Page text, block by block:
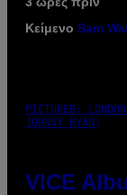
Κείμενο Sam
PICTURED:
JOHNNY RYAN)
VICE